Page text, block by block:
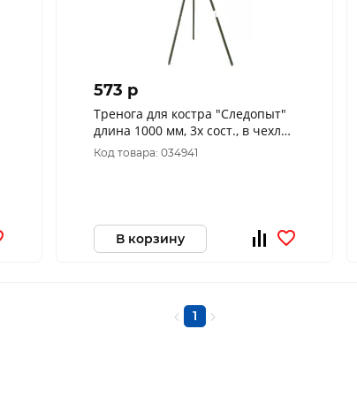
573 p
Тренога для костра "Следопыт"
длина 1000 мм, 3х сост., в чехле
PF-CAM-03
Код товара: 034941
В корзину
1